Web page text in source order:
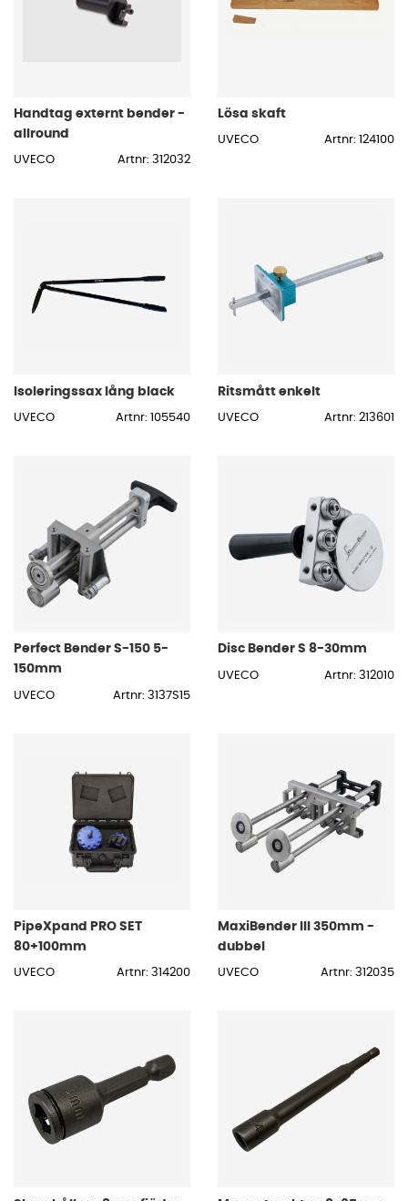
Handtag externt bender -
allround
UVECO Artnr: 312032
Lösa skaft
UVECO Artnr: 124100
Isoleringssax lång black
UVECO Artnr: 105540
Ritsmått enkelt
UVECO Artnr: 213601
Perfect Bender S-150 5-
150mm
UVECO Artnr: 3137S15
Disc Bender S 8-30mm
UVECO Artnr: 312010
PipeXpand PRO SET
80+100mm
UVECO Artnr: 314200
MaxiBender III 350mm -
dubbel
UVECO Artnr: 312035